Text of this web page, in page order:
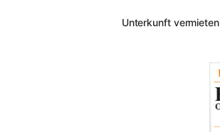
Unterkunft vermieten